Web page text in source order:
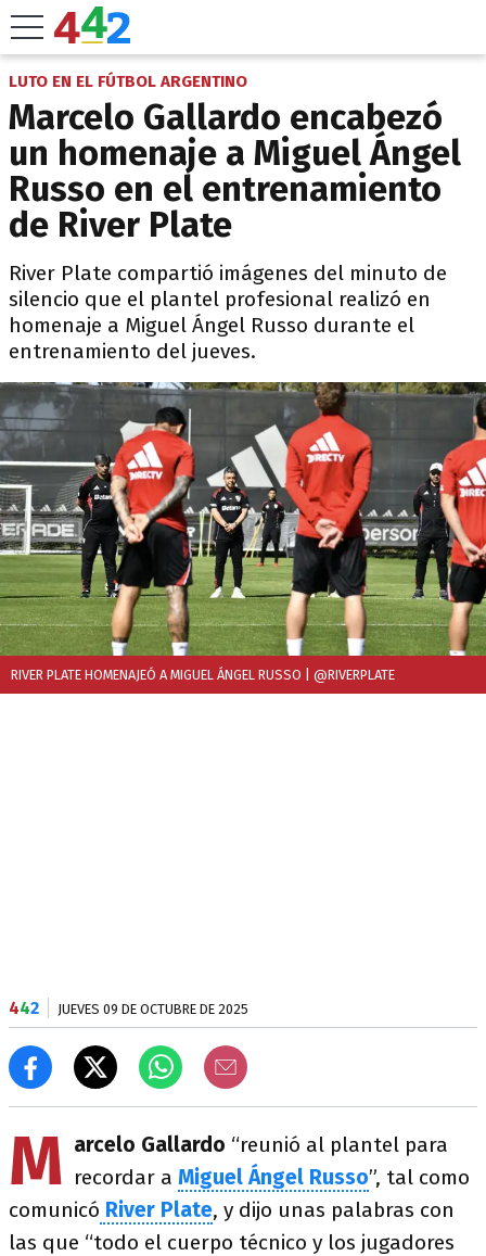
LUTO EN EL FÚTBOL ARGENTINO
Marcelo Gallardo encabezó
un homenaje a Miguel Ángel
Russo en el entrenamiento
de River Plate
River Plate compartió imágenes del minuto de
silencio que el plantel profesional realizó en
homenaje a Miguel Ángel Russo durante el
entrenamiento del jueves.
RIVER PLATE HOMENAJEÓ A MIGUEL ÁNGEL RUSSO | @RIVERPLATE
442 JUEVES 09 DE OCTUBRE DE 2025
M arcelo Gallardo “reunió al plantel para
recordar a Miguel Ángel Russo”, tal como
comunicó River Plate, y dijo unas palabras con
las que “todo el cuerpo técnico y los jugadores